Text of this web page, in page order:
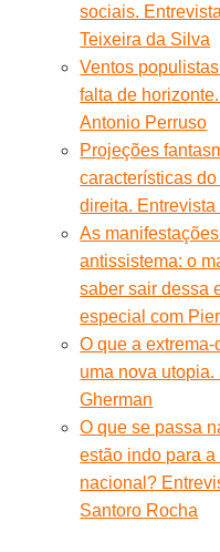
sociais.
Teixeira da Silva
Ventos
falta de
Antonio Perruso
Projeções
características
direita.
As
antissistema: o
saber sair dessa
especial com
O que a
uma nova
Gherman
O que se passa
estão indo para
nacional?
Santoro Rocha